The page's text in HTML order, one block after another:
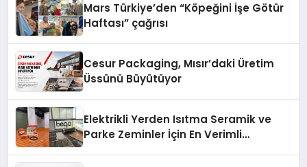
Mars Türkiye’den “Köpeğini İşe Götür
Haftası” çağrısı
Cesur Packaging, Mısır’daki Üretim
Üssünü Büyütüyor
Elektrikli Yerden Isıtma Seramik ve
Parke Zeminler İçin En Verimli